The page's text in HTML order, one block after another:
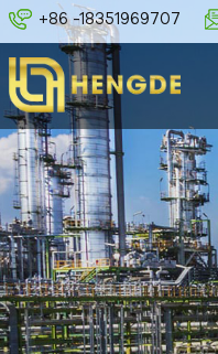
+86 -18351969707